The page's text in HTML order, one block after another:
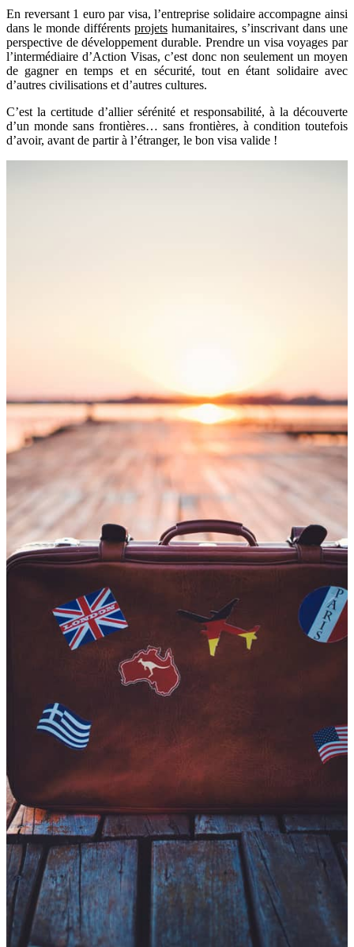
En reversant 1 euro par visa, l’entreprise solidaire accompagne ainsi
dans le monde différents projets humanitaires, s’inscrivant dans une
perspective de développement durable. Prendre un visa voyages par
l’intermédiaire d’Action Visas, c’est donc non seulement un moyen
de gagner en temps et en sécurité, tout en étant solidaire avec
d’autres civilisations et d’autres cultures.
C’est la certitude d’allier sérénité et responsabilité, à la découverte
d’un monde sans frontières… sans frontières, à condition toutefois
d’avoir, avant de partir à l’étranger, le bon visa valide !